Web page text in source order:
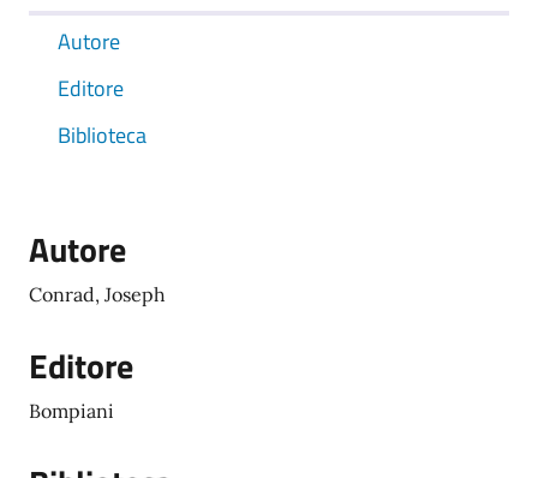
Autore
Editore
Biblioteca
Autore
Conrad, Joseph
Editore
Bompiani